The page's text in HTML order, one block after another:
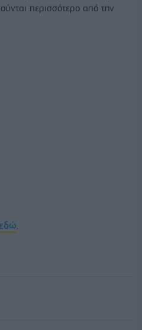
περισσότερο από την
εδώ.